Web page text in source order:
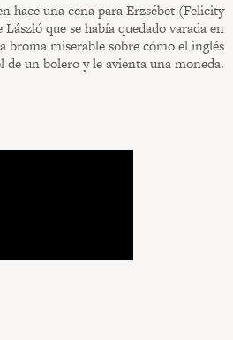
hace una cena para Erzsébet (Felicity
László que se había quedado varada en
broma miserable sobre cómo el inglés
de un bolero y le avienta una moneda.